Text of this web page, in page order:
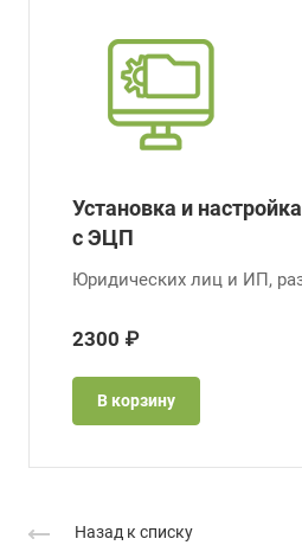
Установка и
с ЭЦП
Юридических лиц и ИП,
2300 ₽
В корзину
Назад к списку